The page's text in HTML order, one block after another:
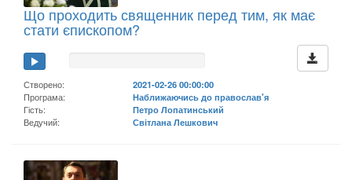
Що проходить священник перед тим, як має
стати єпископом?
Створено:
2021-02-26 00:00:00
Програма:
Наближаючись до православ'я
Гість:
Петро Лопатинський
Ведучий:
Світлана Лешкович